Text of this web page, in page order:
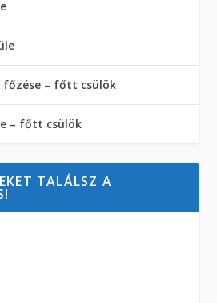
főzése – főtt csülök
– főtt csülök
TALÁLSZ A